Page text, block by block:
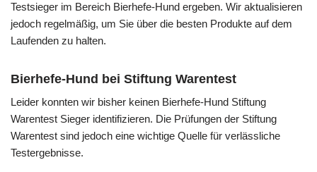
Testsieger im Bereich Bierhefe-Hund ergeben. Wir aktualisieren
jedoch regelmäßig, um Sie über die besten Produkte auf dem
Laufenden zu halten.
Bierhefe-Hund bei Stiftung Warentest
Leider konnten wir bisher keinen Bierhefe-Hund Stiftung
Warentest Sieger identifizieren. Die Prüfungen der Stiftung
Warentest sind jedoch eine wichtige Quelle für verlässliche
Testergebnisse.